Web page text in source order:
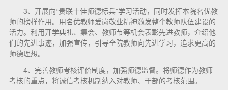
3、开展向“贵联十佳师德标兵”学习活动，同时发挥本院名优教
师的榜样作用。用名优教师爱岗敬业精神激发整个教师队伍建设的
活力。利用开学典礼、集会、教师节等机会表彰先进教师，介绍他
们的先进事迹，加强宣传，引导全院教师向先进学习，追求更高的
师德理想。
4、完善教师考核评价制度，加强师德监督。将师德作为教师
考核的重点，将诚信考核机制纳入对教师、干部的考核范围。